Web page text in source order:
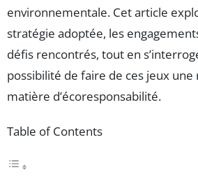
environnementale. Cet article
stratégie adoptée, les
défis rencontrés, tout en
possibilité de faire de ces jeux
matière d’écoresponsabilité.
Table of Contents